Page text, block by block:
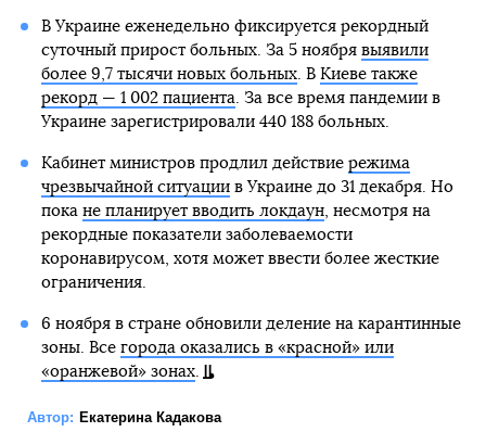
В Украине еженедельно фиксируется рекордный
суточный прирост больных. За 5 ноября выявили
более 9,7 тысячи новых больных. В Киеве также
рекорд — 1 002 пациента. За все время пандемии в
Украине зарегистрировали 440 188 больных.
Кабинет министров продлил действие режима
чрезвычайной ситуациив Украине до 31 декабря. Но
пока не планирует вводить локдаун, несмотря на
рекордные показатели заболеваемости
коронавирусом, хотя может ввести более жесткие
ограничения.
6 ноября в стране обновили деление на карантинные
зоны. Все города оказались в «красной» или
«оранжевой» зонах.
Автор: Екатерина Кадакова